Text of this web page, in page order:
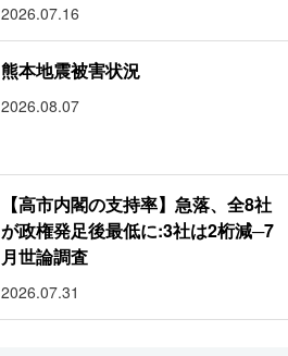
2026.07.16
熊本地震被害状況
2026.08.07
【高市内閣の支持率】急落、全8社
が政権発足後最低に:3社は2桁減─7
月世論調査
2026.07.31